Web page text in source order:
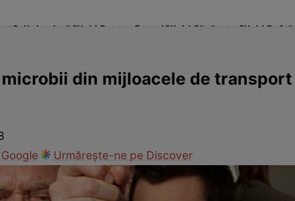
Stil de viațăClick! Pentru FemeiClick! Sănătate Click!
din mijloacele de
Urmărește-ne pe Discover